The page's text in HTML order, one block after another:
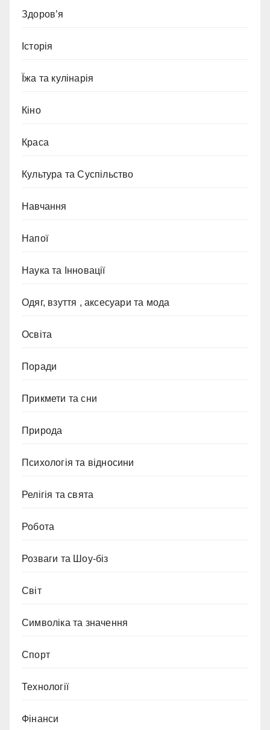
Здоров’я
Історія
Їжа та кулінарія
Кіно
Краса
Культура та Суспільство
Навчання
Напої
Наука та Інновації
Одяг, взуття , аксесуари та мода
Освіта
Поради
Прикмети та сни
Природа
Психологія та відносини
Релігія та свята
Робота
Розваги та Шоу-біз
Світ
Символіка та значення
Спорт
Технології
Фінанси